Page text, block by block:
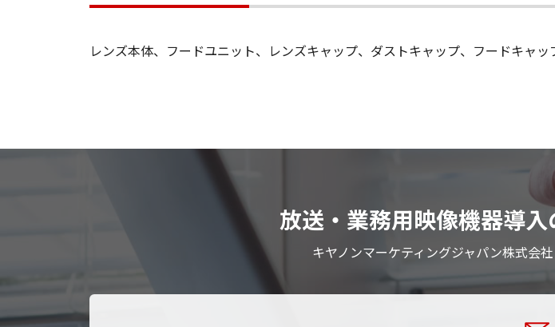
レンズ本体、フードユニット、レンズキャップ、ダストキャップ、フードキャッ
放送・業務用映像機器導
キヤノンマーケティングジャパン株式会